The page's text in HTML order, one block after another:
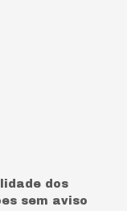
dos
sem aviso